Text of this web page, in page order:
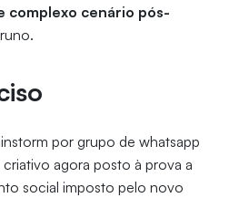
complexo cenário pós-
por grupo de whatsapp
agora posto à prova a
social imposto pelo novo